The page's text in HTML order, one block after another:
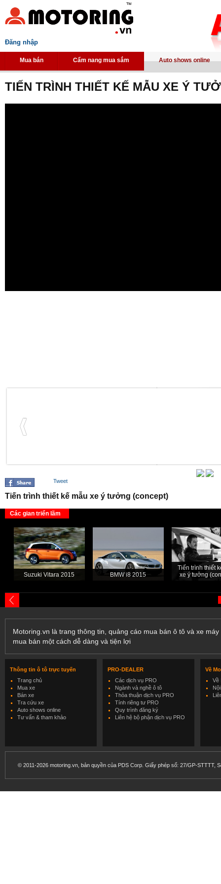
Đăng nhập
Mua bán Cẩm nang mua sắm Auto shows online
TIẾN TRÌNH THIẾT KẾ MẪU XE Ý
Tweet
Tiến trình thiết kế mẫu xe ý tưởng (concept)
Các gian triển lãm
Suzuki Vitara 2015 BMW i8 2015
Tiến trình thiết
xe ý tưởng
Motoring.vn là trang thông tin, quảng cáo mua bán ô tô và xe
mua bán một cách dễ dàng và tiện lợi
Thông tin ô tô trực tuyến
Trang chủ
Mua xe
Bán xe
Tra cứu xe
Auto shows online
Tư vấn & tham khảo
PRO-DEALER
Các dịch vụ PRO
Ngành và nghề ô tô
Thỏa thuận dịch vụ PRO
Tính riêng tư PRO
Quy trình đăng ký
Liên hệ bộ phận dịch vụ PRO
Về
Về
© 2011-2026 motoring.vn, bản quyền của PDS Corp. Giấy phép số: 27/GP-STTTT,